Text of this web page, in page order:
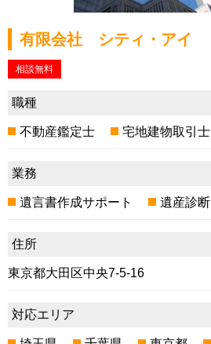
有限会社 シティ・アイ
相談無料
職種
不動産鑑定士 宅地建物取引士
業務
遺言書作成サポート 遺産診断
住所
東京都大田区中央7-5-16
対応エリア